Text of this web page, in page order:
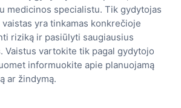
medicinos specialistu. Tik gydytojas
yra tinkamas konkrečioje
riziką ir pasiūlyti saugiausius
Vaistus vartokite tik pagal gydytojo
informuokite apie planuojamą
ar žindymą.